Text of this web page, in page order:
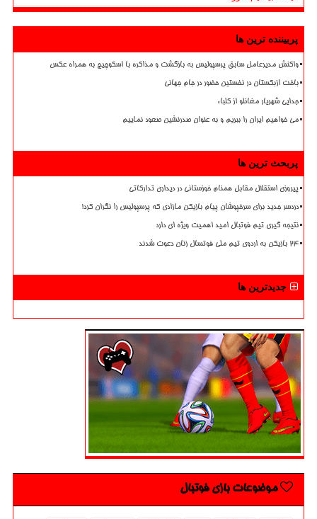
پربیننده ترین ها
واکنش مدیرعامل سابق پرسپولیس به بازگشت و مذاکره با اسکوچیچ به همراه عکس
باخت ازبکستان در نخستین حضور در جام جهانی
جدایی شهریار مغانلو از کلباء
می خواهیم ایران را ببریم و به عنوان صدرنشین صعود نماییم
پربحث ترین ها
پیروزی استقلال مقابل همنام خوزستانی در دیداری تدارکاتی
دردسر جدید برای سرخپوشان پیام بازیکن مازادی که پرسپولیس را نگران کرد!
نتیجه گیری تیم فوتبال امید اهمیت ویژه ای دارد
۲۴ بازیکن به اردوی تیم ملی فوتسال زنان دعوت شدند
جدیدترین ها
موضوعات بازی فوتبال